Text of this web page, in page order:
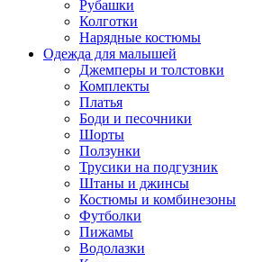
Рубашки
Колготки
Нарядные костюмы
Одежда для малышей
Джемперы и толстовки
Комплекты
Платья
Боди и песочники
Шорты
Ползунки
Трусики на подгузник
Штаны и джинсы
Костюмы и комбинезоны
Футболки
Пижамы
Водолазки